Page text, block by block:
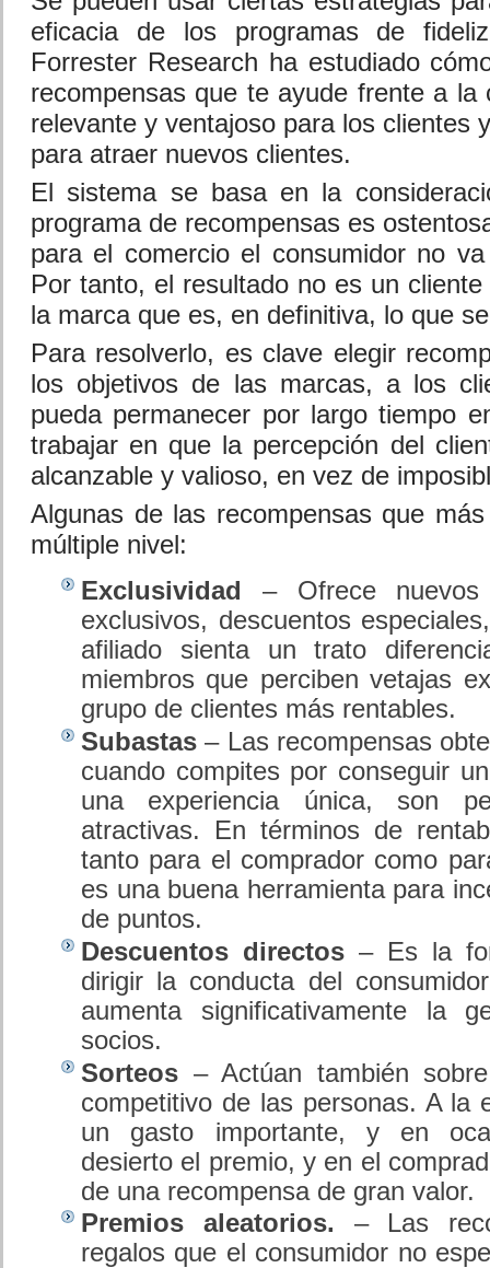
eficacia de los programas de
Forrester Research ha estudiado
recompensas que te ayude frente a la
relevante y ventajoso para los clientes
para atraer nuevos clientes.
El sistema se basa en la
programa de recompensas es
para el comercio el consumidor no
Por tanto, el resultado no es un
la marca que es, en definitiva, lo que
Para resolverlo, es clave elegir
los objetivos de las marcas, a los
pueda permanecer por largo tiempo
trabajar en que la percepción del
alcanzable y valioso, en vez de
Algunas de las recompensas que
múltiple nivel:
Exclusividad – Ofrece nuevos
exclusivos, descuentos
afiliado sienta un trato
miembros que perciben vetajas
grupo de clientes más rentables.
Subastas – Las recompensas
cuando compites por conseguir
una experiencia única, son
atractivas. En términos de
tanto para el comprador como
es una buena herramienta para
de puntos.
Descuentos directos – Es la
dirigir la conducta del
aumenta significativamente la
socios.
Sorteos – Actúan también
competitivo de las personas. A la
un gasto importante, y en
desierto el premio, y en el
de una recompensa de gran valor.
Premios aleatorios. – Las
regalos que el consumidor no